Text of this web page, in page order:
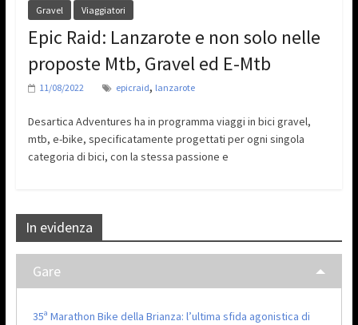
Gravel Viaggiatori
Epic Raid: Lanzarote e non solo nelle
proposte Mtb, Gravel ed E-Mtb
11/08/2022 epicraid, lanzarote
Desartica Adventures ha in programma viaggi in bici gravel,
mtb, e-bike, specificatamente progettati per ogni singola
categoria di bici, con la stessa passione e
In evidenza
Gare
35ª Marathon Bike della Brianza: l’ultima sfida agonistica di